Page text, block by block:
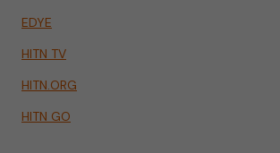
EDYE
HITN TV
HITN.ORG
HITN GO